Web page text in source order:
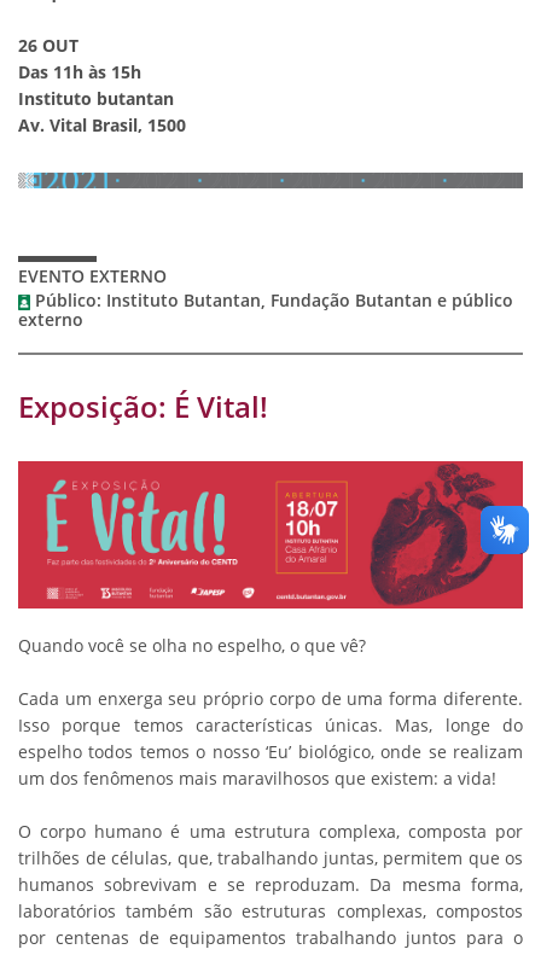
26 OUT
Das 11h às 15h
Instituto butantan
Av. Vital Brasil, 1500
EVENTO EXTERNO
Público: Instituto Butantan, Fundação Butantan e público
externo
Exposição: É Vital!
Quando você se olha no espelho, o que vê?
Cada um enxerga seu próprio corpo de uma forma diferente.
Isso porque temos características únicas. Mas, longe do
espelho todos temos o nosso ‘Eu’ biológico, onde se realizam
um dos fenômenos mais maravilhosos que existem: a vida!
O corpo humano é uma estrutura complexa, composta por
trilhões de células, que, trabalhando juntas, permitem que os
humanos sobrevivam e se reproduzam. Da mesma forma,
laboratórios também são estruturas complexas, compostos
por centenas de equipamentos trabalhando juntos para o